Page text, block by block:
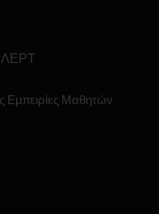
Εμπειρίες Μαθητών